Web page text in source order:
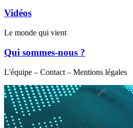
Vidéos
Le monde qui vient
Qui sommes-nous ?
L'équipe – Contact – Mentions légales